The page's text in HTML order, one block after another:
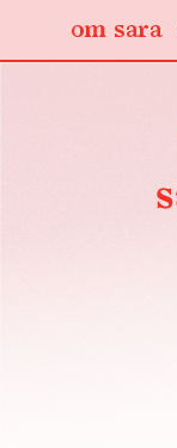
om sara